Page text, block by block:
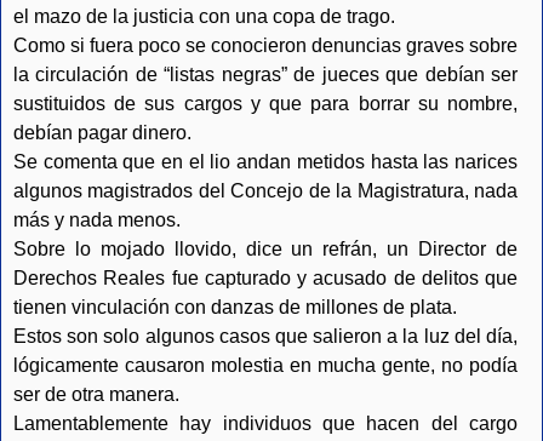
el mazo de la justicia con una copa de trago.
Como si fuera poco se conocieron denuncias graves sobre
la circulación de “listas negras” de jueces que debían ser
sustituidos de sus cargos y que para borrar su nombre,
debían pagar dinero.
Se comenta que en el lio andan metidos hasta las narices
algunos magistrados del Concejo de la Magistratura, nada
más y nada menos.
Sobre lo mojado llovido, dice un refrán, un Director de
Derechos Reales fue capturado y acusado de delitos que
tienen vinculación con danzas de millones de plata.
Estos son solo algunos casos que salieron a la luz del día,
lógicamente causaron molestia en mucha gente, no podía
ser de otra manera.
Lamentablemente hay individuos que hacen del cargo